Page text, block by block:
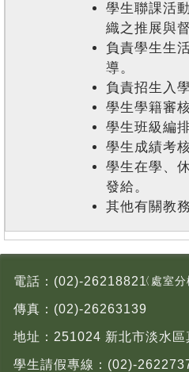
學生聯課活
織之推展與督
負責學生生
導。
負責招生入
學生學籍審
學生班級編
學生成績考
學生在學、
發給。
其他有關教
電話： (02)-26218821〈處室分
傳真： (02)-26263139
地址： 251024 新北市淡水區
學生請假專線： (02)-